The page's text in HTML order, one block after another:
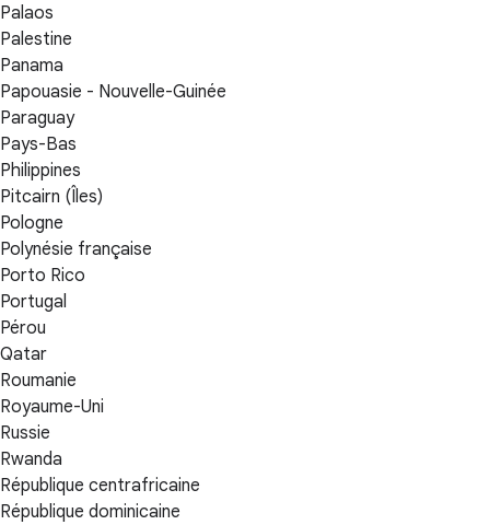
Palaos
Palestine
Panama
Papouasie - Nouvelle-Guinée
Paraguay
Pays-Bas
Philippines
Pitcairn (Îles)
Pologne
Polynésie française
Porto Rico
Portugal
Pérou
Qatar
Roumanie
Royaume-Uni
Russie
Rwanda
République centrafricaine
République dominicaine